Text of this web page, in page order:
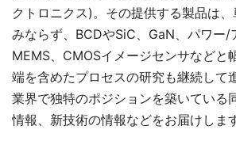
クトロニクス)。その提供する製品は
みならず、BCDやSiC、GaN、パワー/
MEMS、CMOSイメージセンサなどと
端を含めたプロセスの研究も継続して
業界で独特のポジションを築いている
情報、新技術の情報などをお届けします